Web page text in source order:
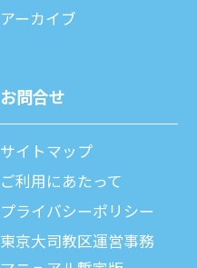
アーカイブ
お問合せ
サイトマップ
ご利⽤にあたって
プライバシーポリシー
東京大司教区運営事務